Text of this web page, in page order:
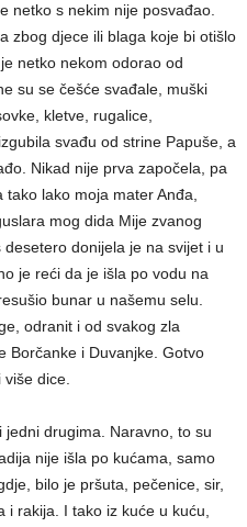
netko s nekim nije posvađao.
zbog djece ili blaga koje bi otišlo
netko nekom odorao od
su se češće svađale, muški
kletve, rugalice,
svađu od strine Papuše, a
Nikad nije prva započela, pa
lako moja mater Anđa,
mog dida Mije zvanog
donijela je na svijet i u
je reći da je išla po vodu na
bunar u našemu selu.
odranit i od svakog zla
Borčanke i Duvanjke. Gotvo
više dice.
jedni drugima. Naravno, to su
nije išla po kućama, samo
bilo je pršuta, pečenice, sir,
i rakija. I tako iz kuće u kuću,